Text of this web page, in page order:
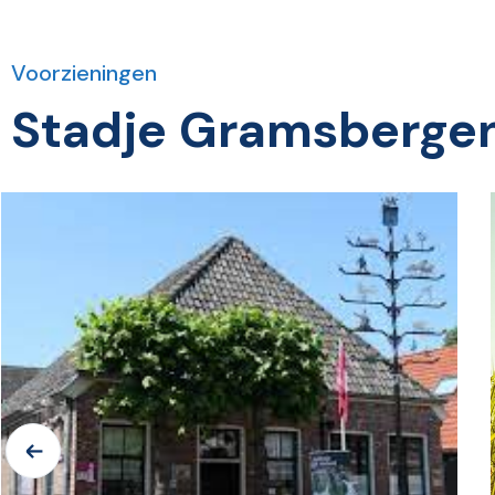
Voorzieningen
Stadje